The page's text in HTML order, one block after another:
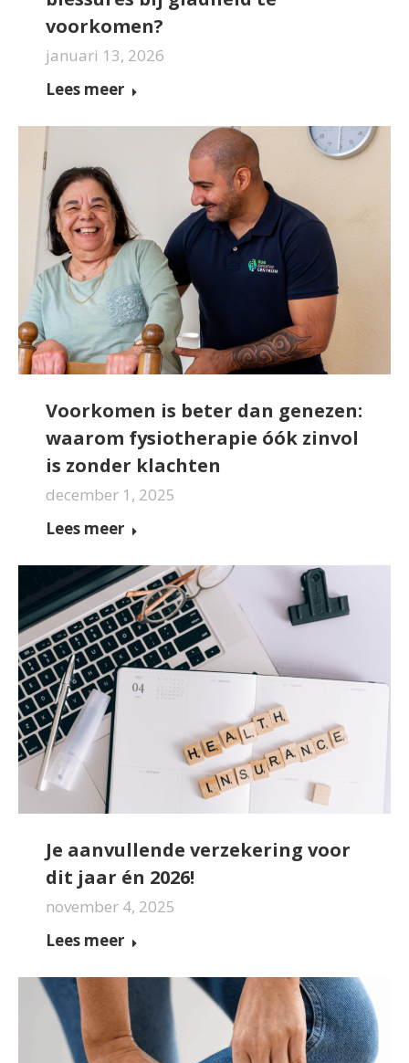
voorkomen?
januari 13, 2026
Lees meer
Voorkomen is beter dan genezen:
waarom fysiotherapie óók zinvol
is zonder klachten
december 1, 2025
Lees meer
Je aanvullende verzekering voor
dit jaar én 2026!
november 4, 2025
Lees meer